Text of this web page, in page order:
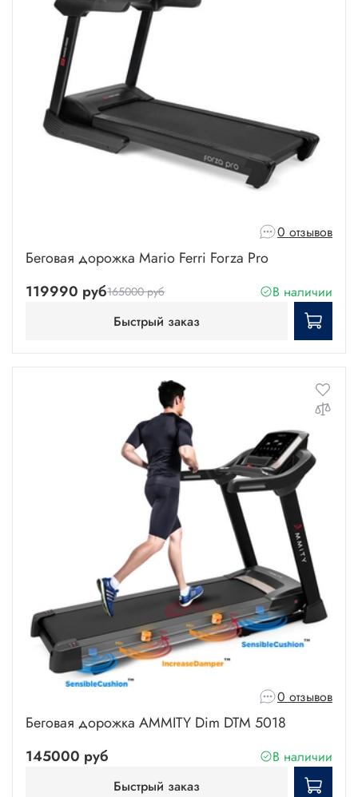
0 отзывов
Беговая дорожка Mario Ferri Forza Pro
119990 руб165000 руб
В наличии
Быстрый заказ
0 отзывов
Беговая дорожка AMMITY Dim DTM 5018
145000 руб
В наличии
Быстрый заказ